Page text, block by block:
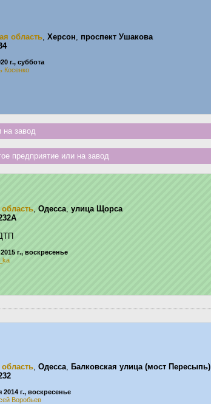
область, Херсон, проспект Ушакова
г., суббота
Косенко
на завод
предприятие или на завод
, Одесса, улица Щорса
г., воскресенье
, Одесса, Балковская улица (мост Пересыпь)
2014 г., воскресенье
Воробьев